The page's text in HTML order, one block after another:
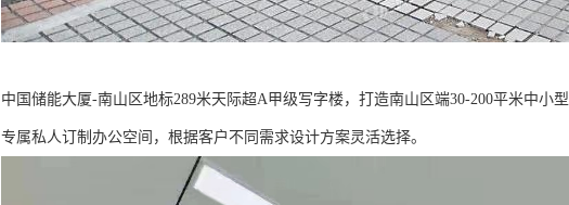
中国储能大厦-南山区地标289米天际超A甲级写​‌‌字楼，打造南山区端30-200平米中小
专属私人订制办公空间，根据客户不同需求设计方案灵活选择。